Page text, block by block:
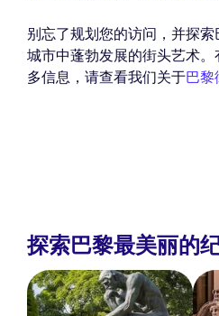
别忘了规划您的访问，并探
城市中蓬勃发展的街头艺术
多信息，请查看我们关于巴黎
探索巴黎最美丽的